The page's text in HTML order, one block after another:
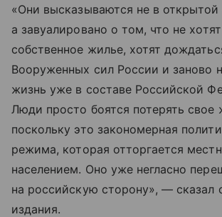
«Они высказываются не в
а завуалировано о том, что не
собственное жилье, хотят
Вооруженных сил России и заново
жизнь уже в составе Российской
Люди просто боятся потерять свое
поскольку это закономерная
режима, которая отторгается
населением. Оно уже негласно
на российскую сторону», — сказал
издания.